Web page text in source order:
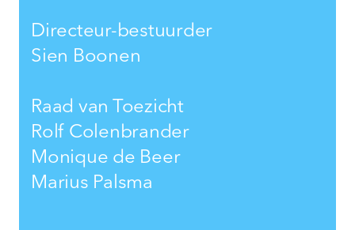
Directeur-bestuurder
Sien Boonen
Raad van Toezicht
Rolf Colenbrander
Monique de Beer
Marius Palsma